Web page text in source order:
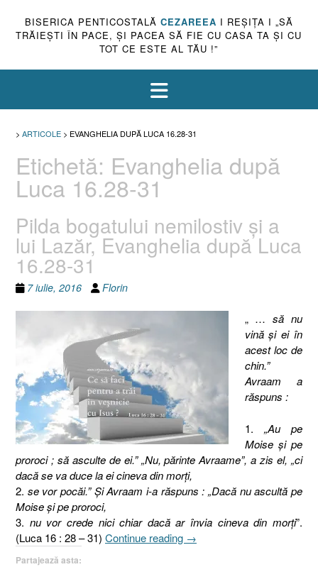
BISERICA PENTICOSTALĂ CEZAREEA I REŞIŢA I „SĂ
TRĂIEŞTI ÎN PACE, ŞI PACEA SĂ FIE CU CASA TA ŞI CU
TOT CE ESTE AL TĂU !”
> ARTICOLE > EVANGHELIA DUPĂ LUCA 16.28-31
Etichetă: Evanghelia după
Luca 16.28-31
Pilda bogatului nemilostiv şi a
lui Lazăr, Evanghelia după Luca
16.28-31
7 iulie, 2016 Florin
„ …să nu
vină şi ei în
acest loc de
chin.”
Avraam a
răspuns :
1. „Au pe
Moise şi pe
proroci ; să asculte de ei.” „Nu, părinte Avraame”, a zis el, „ci
dacă se va duce la ei cineva din morţi,
2. se vor pocăi.” Şi Avraam i-a răspuns : „Dacă nu ascultă pe
Moise şi pe proroci,
3. nu vor crede nici chiar dacă ar învia cineva din morţi”.
(Luca 16 : 28 – 31) Continue reading „Pilda
→
Partajează asta: